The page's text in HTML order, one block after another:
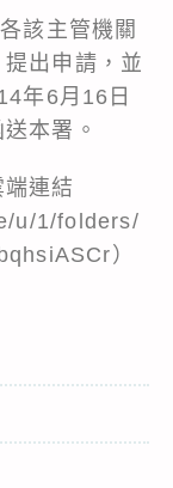
該主管機關
出申請，並
年6月16日
本署。
連結
u/1/folders/
）